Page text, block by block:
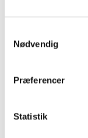
Nødvendig
Præferencer
Statistik
og
det